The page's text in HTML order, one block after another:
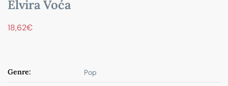
Elvira Voća
18,62€
Genre: Pop